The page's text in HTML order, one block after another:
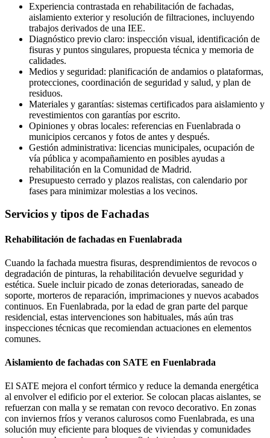
Experiencia contrastada en rehabilitación de fachadas,
aislamiento exterior y resolución de filtraciones, incluyendo
trabajos derivados de una IEE.
Diagnóstico previo claro: inspección visual, identificación de
fisuras y puntos singulares, propuesta técnica y memoria de
calidades.
Medios y seguridad: planificación de andamios o plataformas,
protecciones, coordinación de seguridad y salud, y plan de
residuos.
Materiales y garantías: sistemas certificados para aislamiento y
revestimientos con garantías por escrito.
Opiniones y obras locales: referencias en Fuenlabrada o
municipios cercanos y fotos de antes y después.
Gestión administrativa: licencias municipales, ocupación de
vía pública y acompañamiento en posibles ayudas a
rehabilitación en la Comunidad de Madrid.
Presupuesto cerrado y plazos realistas, con calendario por
fases para minimizar molestias a los vecinos.
Servicios y tipos de Fachadas
Rehabilitación de fachadas en Fuenlabrada
Cuando la fachada muestra fisuras, desprendimientos de revocos o
degradación de pinturas, la rehabilitación devuelve seguridad y
estética. Suele incluir picado de zonas deterioradas, saneado de
soporte, morteros de reparación, imprimaciones y nuevos acabados
continuos. En Fuenlabrada, por la edad de gran parte del parque
residencial, estas intervenciones son habituales, más aún tras
inspecciones técnicas que recomiendan actuaciones en elementos
comunes.
Aislamiento de fachadas con SATE en Fuenlabrada
El SATE mejora el confort térmico y reduce la demanda energética
al envolver el edificio por el exterior. Se colocan placas aislantes, se
refuerzan con malla y se rematan con revoco decorativo. En zonas
con inviernos fríos y veranos calurosos como Fuenlabrada, es una
solución muy eficiente para bloques de viviendas y comunidades